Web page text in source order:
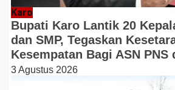
Karo
Bupati Karo Lantik 20
dan SMP, Tegaskan
Kesempatan Bagi ASN PNS
3 Agustus 2026